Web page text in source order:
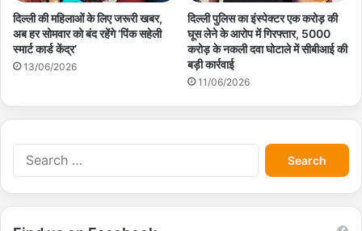
दिल्ली की महिलाओं के लिए जरूरी खबर,
अब हर सोमवार को बंद रहेंगे ‘पिंक सहेली
स्मार्ट कार्ड केंद्र’
13/06/2026
दिल्ली पुलिस का इंस्पेक्टर एक करोड़ की
घूस लेने के आरोप में गिरफ्तार, 5000
करोड़ के नकली दवा घोटाले में सीबीआई की
बड़ी कार्रवाई
11/06/2026
S
e
a
r